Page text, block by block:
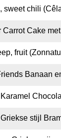
sweet chili
Carrot Cake
fruit
Banaan
stijl